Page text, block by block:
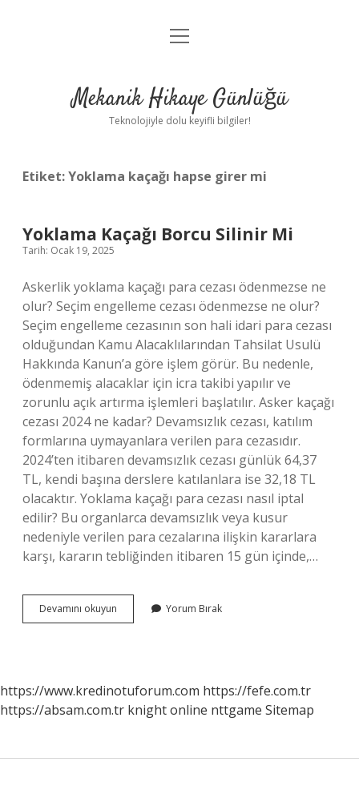
Anasayfa
Yasal Uyarı
menüyü
Mekanik Hikaye Günlüğü
Teknolojiyle dolu keyifli bilgiler!
Etiket:Yoklama kaçağı hapse girer mi
Yoklama Kaçağı Borcu Silinir Mi
Tarih: Ocak 19, 2025
Askerlik yoklama kaçağı para cezası ödenmezse ne
olur? Seçim engelleme cezası ödenmezse ne olur?
Seçim engelleme cezasının son hali idari para cezası
olduğundan Kamu Alacaklılarından Tahsilat Usulü
Hakkında Kanun’a göre işlem görür. Bu nedenle,
ödenmemiş alacaklar için icra takibi yapılır ve
zorunlu açık artırma işlemleri başlatılır. Asker kaçağı
cezası 2024 ne kadar? Devamsızlık cezası, katılım
formlarına uymayanlara verilen para cezasıdır.
2024’ten itibaren devamsızlık cezası günlük 64,37
TL, kendi başına derslere katılanlara ise 32,18 TL
olacaktır. Yoklama kaçağı para cezası nasıl iptal
edilir? Bu organlarca devamsızlık veya kusur
nedeniyle verilen para cezalarına ilişkin kararlara
karşı, kararın tebliğinden itibaren 15 gün içinde,…
Devamını okuyun Yoklama
Kaçağı
Yorum Bırak
https://www.kredinotuforum.com https://fefe.com.tr
https://absam.com.tr knight online nttgame Sitemap